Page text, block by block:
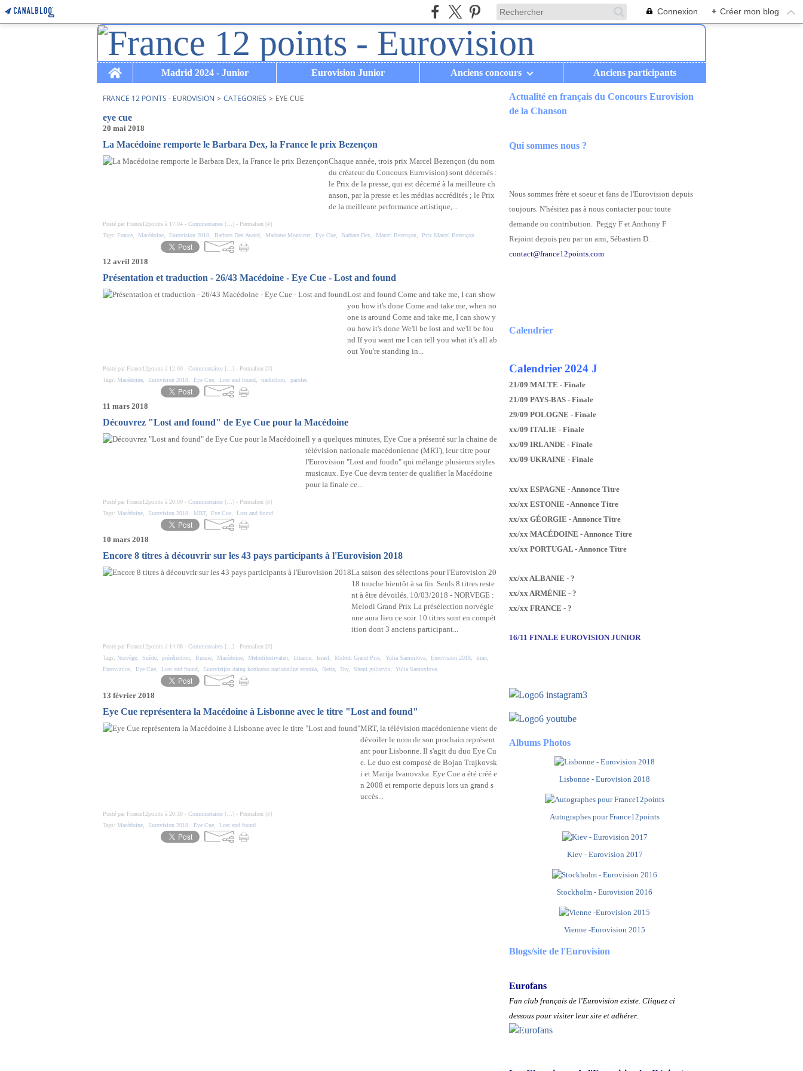
Connexion + Créer mon blog
Home
Madrid 2024 - Junior Eurovision Junior Anciens concours Anciens participants
FRANCE 12 POINTS - EUROVISION > CATEGORIES > EYE CUE
eye cue
20 mai 2018
La Macédoine remporte le Barbara Dex, la France le prix Bezençon
Chaque année, trois prix Marcel Bezençon (du nom
du créateur du Concours Eurovision) sont décernés :
le Prix de la presse, qui est décerné à la meilleure ch
anson, par la presse et les médias accrédités ; le Prix
de la meilleure performance artistique,...
Posté par France12points à 17:04 - Commentaires [ ] - Permalien [#]
Tags: France Macédoine Eurovision 2018 Barbara Dex Award Madame Monsieur Eye Cue Barbara Dex Marcel Bezençon Prix Marcel Bezençon
12 avril 2018
Présentation et traduction - 26/43 Macédoine - Eye Cue - Lost and found
Lost and found Come and take me, I can show
you how it's done Come and take me, when no
one is around Come and take me, I can show y
ou how it's done We'll be lost and we'll be fou
nd If you want me I can tell you what it's all ab
out You're standing in...
Posté par France12points à 12:00 - Commentaires [ ] - Permalien [#]
Tags: Macédoine Eurovision 2018 Eye Cue Lost and found traduction paroles
11 mars 2018
Découvrez "Lost and found" de Eye Cue pour la Macédoine
Il y a quelques minutes, Eye Cue a présenté sur la chaine de
télévision nationale macédonienne (MRT), leur titre pour
l'Eurovision "Lost and foudn" qui mélange plusieurs styles
musicaux. Eye Cue devra tenter de qualifier la Macédoine
pour la finale ce...
Posté par France12points à 20:09 - Commentaires [ ] - Permalien [#]
Tags: Macédoine Eurovision 2018 MRT, Eye Cue Lost and found
10 mars 2018
Encore 8 titres à découvrir sur les 43 pays participants à l'Eurovision 2018
La saison des sélections pour l'Eurovision 20
18 touche bientôt à sa fin. Seuls 8 titres reste
nt à être dévoilés. 10/03/2018 - NORVEGE :
Melodi Grand Prix La présélection norvégie
nne aura lieu ce soir. 10 titres sont en compét
ition dont 3 anciens participant...
Posté par France12points à 14:08 - Commentaires [ ] - Permalien [#]
Tags: Norvège Suède présélection Russie Macédoine Melodifestivalen lituanie Israël Melodi Grand Prix Yulia Samoilova Eurovision 2018 Iriao
Eurovizijos
Eye Cue Lost and found Eurovizijos dainų konkurso nacionalinė atranka Netta Toy, Sheni gulistvis Yulia Samoylova
13 février 2018
Eye Cue représentera la Macédoine à Lisbonne avec le titre "Lost and found"
MRT, la télévision macédonienne vient de
dévoiler le nom de son prochain représent
ant pour Lisbonne. Il s'agit du duo Eye Cu
e. Le duo est composé de Bojan Trajkovsk
i et Marija Ivanovska. Eye Cue a été créé e
n 2008 et remporte depuis lors un grand s
uccès...
Posté par France12points à 20:30 - Commentaires [ ] - Permalien [#]
Tags: Macédoine Eurovision 2018 Eye Cue Lost and found
Actualité en français du Concours Eurovision
de la Chanson
Qui sommes nous ?
Nous sommes frère et soeur et fans de l'Eurovision depuis
toujours. N'hésitez pas à nous contacter pour toute
demande ou contribution. Peggy F et Anthony F
Rejoint depuis peu par un ami, Sébastien D.
contact@france12points.com
Calendrier
Calendrier 2024 J
21/09 MALTE - Finale
21/09 PAYS-BAS - Finale
29/09 POLOGNE - Finale
xx/09 ITALIE - Finale
xx/09 IRLANDE - Finale
xx/09 UKRAINE - Finale
xx/xx ESPAGNE - Annonce Titre
xx/xx ESTONIE - Annonce Titre
xx/xx GÉORGIE - Annonce Titre
xx/xx MACÉDOINE - Annonce Titre
xx/xx PORTUGAL - Annonce Titre
xx/xx ALBANIE - ?
xx/xx ARMÉNIE - ?
xx/xx FRANCE - ?
16/11 FINALE EUROVISION JUNIOR
Albums Photos
Lisbonne - Eurovision 2018
Autographes pour France12points
Kiev - Eurovision 2017
Stockholm - Eurovision 2016
Vienne -Eurovision 2015
Blogs/site de l'Eurovision
Eurofans
Fan club français de l'Eurovision existe. Cliquez ci
dessous pour visiter leur site et adhérer.